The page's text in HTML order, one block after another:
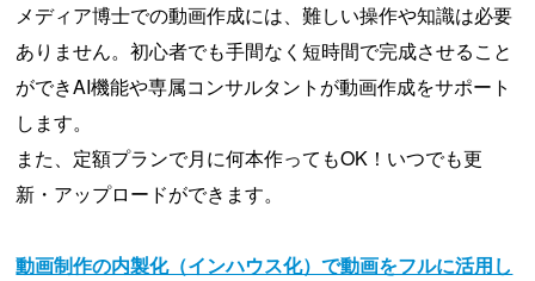
メディア博士での動画作成には、難しい操作や知識は必要
ありません。初心者でも手間なく短時間で完成させること
ができAI機能や専属コンサルタントが動画作成をサポート
します。
また、定額プランで月に何本作ってもOK！いつでも更
新・アップロードができます。
動画制作の内製化（インハウス化）で動画をフルに活用し